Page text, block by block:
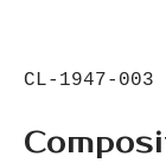
CL-1947-003